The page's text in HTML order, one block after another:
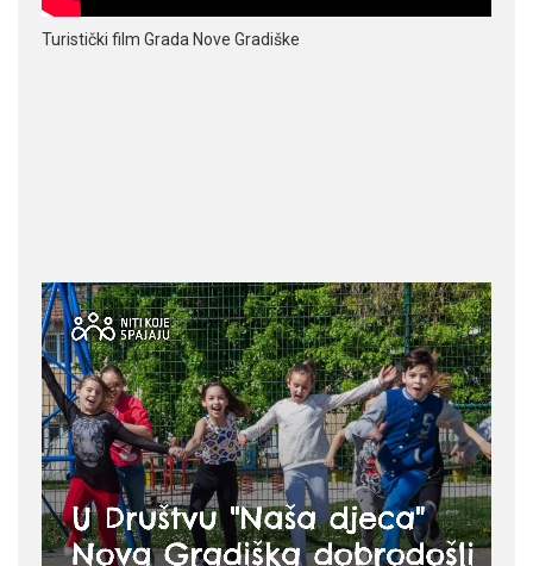
Turistički film Grada Nove Gradiške